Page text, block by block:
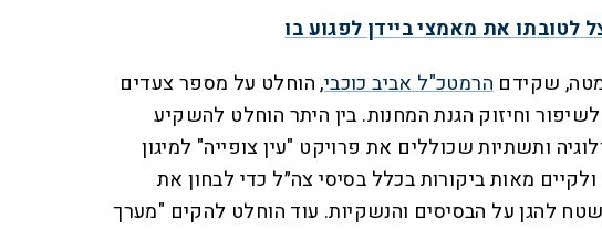
לטובתו את מאמצי ביידן לפגוע בו
שקידם הרמטכ"ל אביב כוכבי, הוחלט על מספר צעדים
וחיזוק הגנת המחנות. בין היתר הוחלט להשקיע
ותשתיות שכוללים את פרויקט "עין צופייה" למיגון
ולקיים מאות ביקורות בכלל בסיסי צה״ל כדי לבחון את
להגן על הבסיסים והנשקיות. עוד הוחלט להקים "מערך